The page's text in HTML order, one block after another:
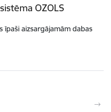
OZOLS
īpaši aizsargājamām dabas